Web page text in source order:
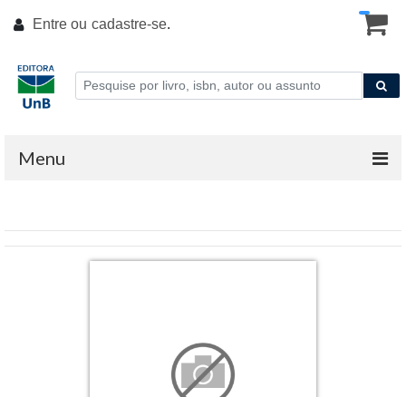
Entre ou cadastre-se.
Menu